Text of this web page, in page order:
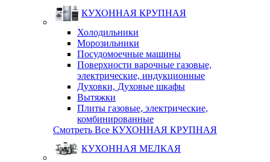
КУХОННАЯ КРУПНАЯ
Холодильники
Морозильники
Посудомоечные машины
Поверхности варочные газовые,
электрические, индукционные
Духовки, Духовые шкафы
Вытяжки
Плиты газовые, электрические,
комбинированные
Смотреть Все КУХОННАЯ КРУПНАЯ
КУХОННАЯ МЕЛКАЯ